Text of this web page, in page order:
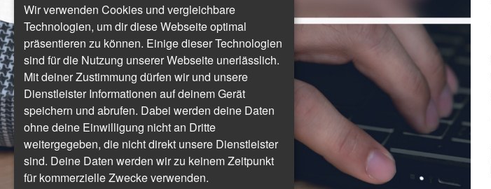
Wir verwenden Cookies und vergleichbare
Technologien, um dir diese Webseite optimal
präsentieren zu können. Einige dieser Technologien
sind für die Nutzung unserer Webseite unerlässlich.
Mit deiner Zustimmung dürfen wir und unsere
Dienstleister Informationen auf deinem Gerät
speichern und abrufen. Dabei werden deine Daten
ohne deine Einwilligung nicht an Dritte
weitergegeben, die nicht direkt unsere Dienstleister
sind. Deine Daten werden wir zu keinem Zeitpunkt
für kommerzielle Zwecke verwenden.